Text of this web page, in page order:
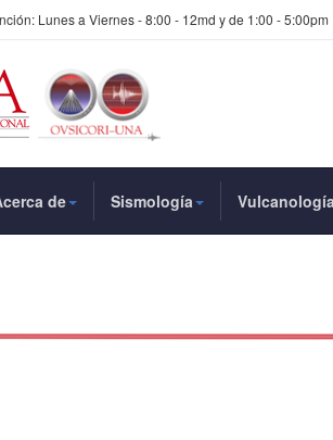
Lunes a Viernes - 8:00 - 12md y de 1:00 - 5:00pm
de Sismología